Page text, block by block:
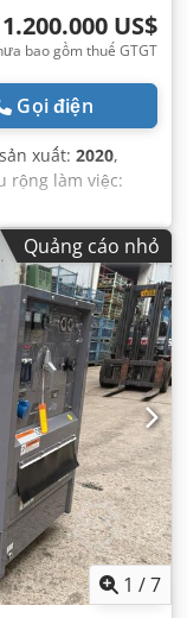
1.200.000 US$
bao gồm thuế GTGT
Gọi điện
xuất: 2020,
rộng làm việc:
ba pha,
Quảng cáo nhỏ
1 /7